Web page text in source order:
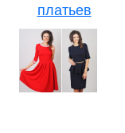
платьев